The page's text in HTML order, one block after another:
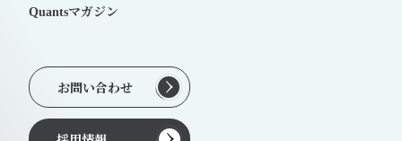
Quantsマガジン
お問い合わせ